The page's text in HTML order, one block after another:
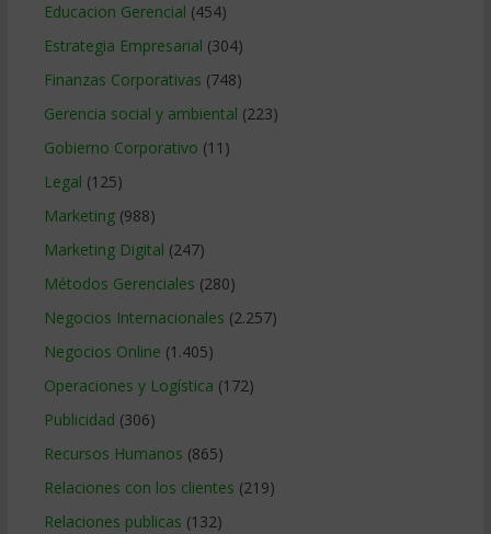
Educacion Gerencial (454)
Estrategia Empresarial (304)
Finanzas Corporativas (748)
Gerencia social y ambiental (223)
Gobierno Corporativo (11)
Legal (125)
Marketing(988)
Marketing Digital (247)
Métodos Gerenciales (280)
Negocios Internacionales (2.257)
Negocios Online (1.405)
Operaciones y Logística (172)
Publicidad (306)
Recursos Humanos (865)
Relaciones con los clientes (219)
Relaciones publicas (132)